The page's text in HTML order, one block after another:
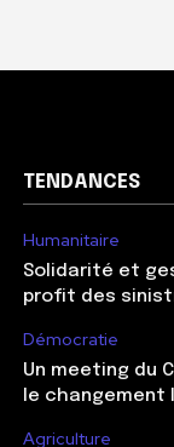
TENDANCES
Humanitaire
Solidarité et
profit des
Démocratie
Un meeting du
le changement
Agriculture